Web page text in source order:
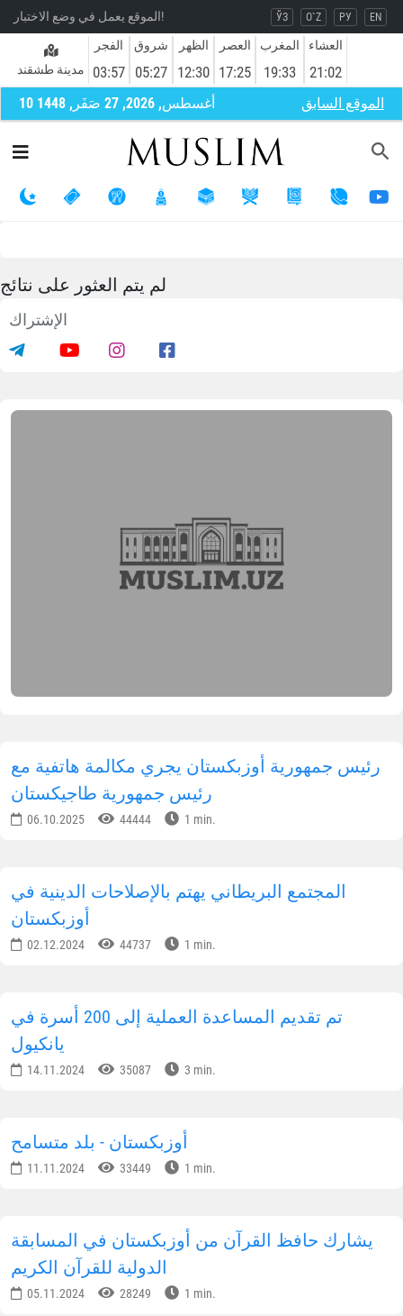
الموقع يعمل في وضع الاختبار! ЎЗ O`Z РУ EN
مدينة طشقند
الفجر
03:57
شروق
05:27
الظهر
12:30
العصر
17:25
المغرب
19:33
العشاء
21:02
10 أغسطس, 2026, 27 صَفَر, 1448 الموقع السابق
لم يتم العثور على نتائج
الإشتراك
رئيس جمهورية أوزبكستان يجري مكالمة هاتفية مع
رئيس جمهورية طاجيكستان
06.10.2025 44444 1 min.
المجتمع البريطاني يهتم بالإصلاحات الدينية في
أوزبكستان
02.12.2024 44737 1 min.
تم تقديم المساعدة العملية إلى 200 أسرة في
يانكيول
14.11.2024 35087 3 min.
أوزبكستان - بلد متسامح
11.11.2024 33449 1 min.
يشارك حافظ القرآن من أوزبكستان في المسابقة
الدولية للقرآن الكريم
05.11.2024 28249 1 min.